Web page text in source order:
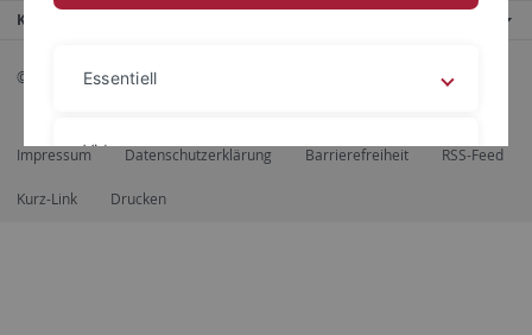
Kontaktinfo
© 2026 Eberhard Karls Universität Tübingen, Tübingen
Impressum Datenschutzerklärung Barrierefreiheit RSS-Feed
Kurz-Link Drucken
Essentiell
Videos